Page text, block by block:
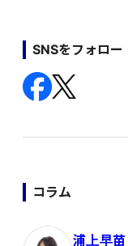
SNSをフォロー
コラム
浦上早苗